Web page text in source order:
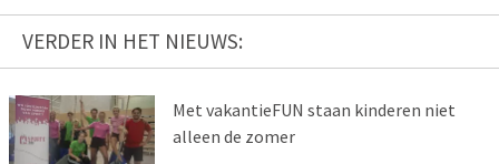
VERDER IN HET NIEUWS:
Met vakantieFUN staan kinderen niet
alleen de zomer